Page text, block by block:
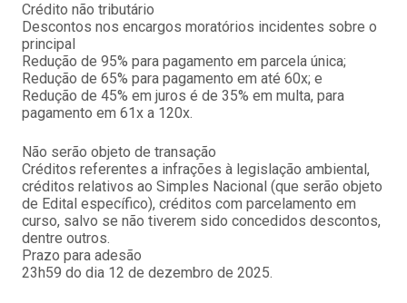
Crédito não tributário
Descontos nos encargos moratórios incidentes sobre o
principal
Redução de 95% para pagamento em parcela única;
Redução de 65% para pagamento em até 60x; e
Redução de 45% em juros é de 35% em multa, para
pagamento em 61x a 120x.
Não serão objeto de transação
Créditos referentes a infrações à legislação ambiental,
créditos relativos ao Simples Nacional (que serão objeto
de Edital específico), créditos com parcelamento em
curso, salvo se não tiverem sido concedidos descontos,
dentre outros.
Prazo para adesão
23h59 do dia 12 de dezembro de 2025.